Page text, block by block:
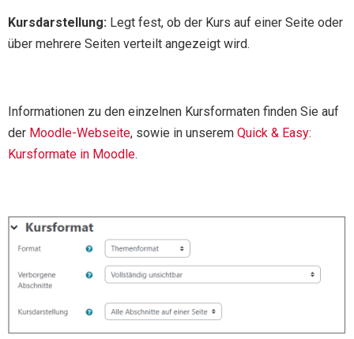
Kursdarstellung: Legt fest, ob der Kurs auf einer Seite oder
über mehrere Seiten verteilt angezeigt wird.
Informationen zu den einzelnen Kursformaten finden Sie auf
der Moodle-Webseite, sowie in unserem Quick & Easy:
Kursformate in Moodle.